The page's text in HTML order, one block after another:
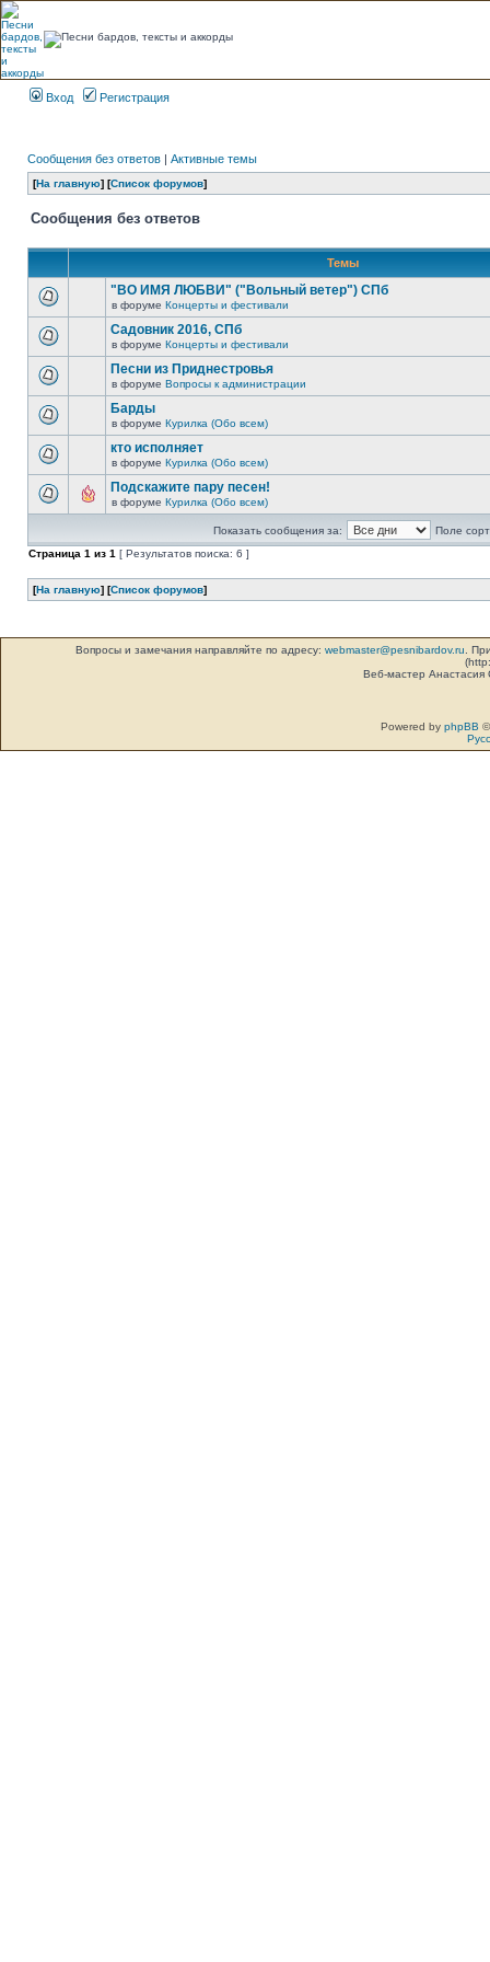
Вход Регистрация
Сообщения без ответов | Активные темы
[На главную] [Список форумов]
Сообщения без ответов
Темы
"ВО ИМЯ ЛЮБВИ" ("Вольный ветер") СПб
в форуме Концерты и фестивали
Садовник 2016, СПб
в форуме Концерты и фестивали
Песни из Приднестровья
в форуме Вопросы к администрации
Барды
в форуме Курилка (Обо всем)
кто исполняет
в форуме Курилка (Обо всем)
Подскажите пару песен!
в форуме Курилка (Обо всем)
Показать сообщения за:
Поле
Страница 1 из 1 [ Результатов поиска: 6 ]
[На главную] [Список форумов]
Вопросы и замечания направляйте по адресу: webmaster@pesnibardov.ru .
Веб-мастер
Powered by phpBB